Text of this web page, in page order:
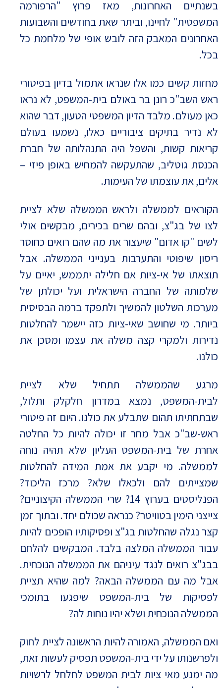
בשנתיים האחרונות, מאז פרוץ "הרפורמה
המשפטית" לחיינו, וביתר שאת בחודשים והשבועות
האחרונים המאבק הזה לובש אופי של מלחמת כל
בכל.
מחזות קשים כמו אלו שנראו אתמול בדיון בפיטורי
ראש השב"כ רונן בר באולם בית-המשפט, לא נראו
כאן מעולם. מלבד הדיון המשפטי הטעון, דבר שהוא
לא נדיר בתיקים ציבוריים כאלו, נשמעו בעולם
קריאות קשות, והשפל היה התנהלותה של חברת
הכנסת גוטליב, שהתעקשה להמחיש באופן פיזי –
אלים, את עוצמתו של העימות.
הקוראים לממשלה ולראש הממשלה שלא לציית
לצו של בג"צ, ובהם שרים בכירים, מבקשים אולי
לשים "קו אדום" שיעצור את מה שהם רואים כחוסר
ריסון שיפוטי והתערבות בענייני הממשלה. אבל
תוצאתו של אי-ציות אם חלילה יתממש, יאיים על
שלמותה של החברה הישראלית ועל יכולתן של
מערכות השלטון להמשיך ולתפקד ברמה הבסיסית
ביותר. מי שחושב שאי-ציות כזה יישמר להחלטות
נדירות ולמקרי קצה משלה את עצמו ומסכן את
כולנו.
מרגע שהממשלה תתחיל שלא לציית
לבית-המשפט, נמצא במדרון חלקלק ותלול,
שבתחתיתו תהום שתבלע את כולנו. היום זה פיטורי
ראש-שב"כ אבל מחר זו יכולה להיות כל החלטה
אחרת של בית-המשפט העליון שלא תהיה נוחה
לממשלה. מי יקבע את אמת המידה להחלטות
שמצייתים להם ולכאלו שלא? מרכז הליכוד?
הפנליסטים בערוץ 14? שרי הממשלה הקיצוניים?
צייצני הימין בטוויטר? כנראה שכולם יחד. ובתוך זמן
קצר נגלה שהחלטות בג"צ ופסיקותיו הופכים להיות
עבור הממשלה המלצה בלבד. המבקשים להלחם
בבג"צ רואים לנגד עיניהם את הממשלה הנוכחית.
אבל מה עם הממשלה הבאה? למה שהיא תציית
לפסיקות של בית-המשפט שיפגעו בתומכי
הממשלה הנוכחית ושלא יהיו נוחות לה?
ואם הממשלה, האמורה להיות הראשונה לציית לחוק
ולפרשנותו על ידי בית-המשפט תפסיק לעשות זאת,
מה ימנע מאי ציות לבית המשפט לחלחל לרשויות